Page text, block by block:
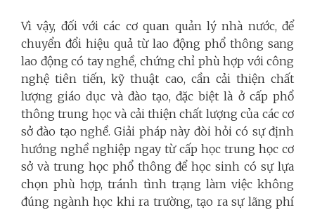
Vì vậy, đối với các cơ quan quản lý nhà nước, để
chuyển đổi hiệu quả từ lao động phổ thông sang
lao động có tay nghề, chứng chỉ phù hợp với công
nghệ tiên tiến, kỹ thuật cao, cần cải thiện chất
lượng giáo dục và đào tạo, đặc biệt là ở cấp phổ
thông trung học và cải thiện chất lượng của các cơ
sở đào tạo nghề. Giải pháp này đòi hỏi có sự định
hướng nghề nghiệp ngay từ cấp học trung học cơ
sở và trung học phổ thông để học sinh có sự lựa
chọn phù hợp, tránh tình trạng làm việc không
đúng ngành học khi ra trường, tạo ra sự lãng phí